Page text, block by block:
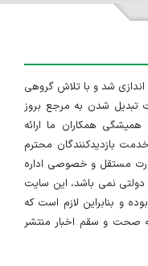
استخدام در تاریخ ۱۳۹۱/۱/۱۰ راه اندازی شد و با تلاش گروهی
تبدیل شدن به مرجع بروز
همکاران ما ارائه
بازدیدکنندگان محترم
مستقل و خصوصی اداره
نمی باشد، این سایت
و بنابراین لازم است که
صحت و سقم اخبار منتشر